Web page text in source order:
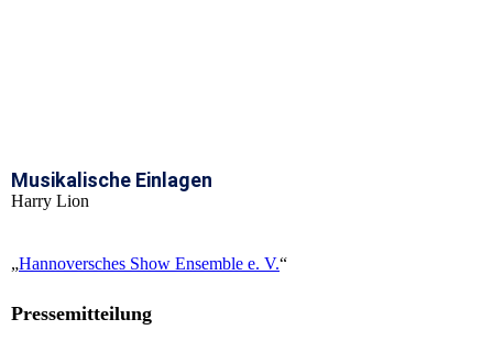
Musikalische Einlagen
Harry Lion
„Hannoversches Show Ensemble e. V.“
Pressemitteilung